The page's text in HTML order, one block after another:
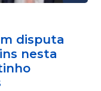
disputa
nesta